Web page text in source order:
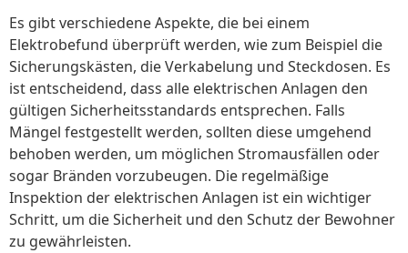
Es gibt verschiedene Aspekte, die bei einem
Elektrobefund überprüft werden, wie zum Beispiel die
Sicherungskästen, die Verkabelung und Steckdosen. Es
ist entscheidend, dass alle elektrischen Anlagen den
gültigen Sicherheitsstandards entsprechen. Falls
Mängel festgestellt werden, sollten diese umgehend
behoben werden, um möglichen Stromausfällen oder
sogar Bränden vorzubeugen. Die regelmäßige
Inspektion der elektrischen Anlagen ist ein wichtiger
Schritt, um die Sicherheit und den Schutz der Bewohner
zu gewährleisten.